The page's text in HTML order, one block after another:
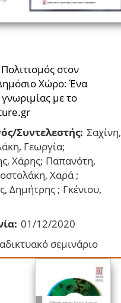
στον
Χώρο: Ένα
με το
Συντελεστής: Σαχίνη,
Γεωργία;
Χάρης; Παπανότη,
Χαρά ;
Δημήτρης ; Γκένιου,
01/12/2020
σεμινάριο